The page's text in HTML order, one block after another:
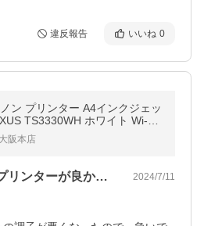
違反報告 いいね 0
ン プリンター A4インクジェッ
TS3330WH ホワイト Wi-Fi
ク向け
阪本店
５色の単独インクのプリンターが良かった！ 2024/7/11